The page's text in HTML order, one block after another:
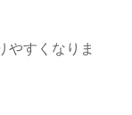
やすくなりま